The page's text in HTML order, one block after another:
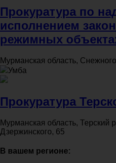
Прокуратура по
исполнением
режимных
Мурманская область,
Умба
Прокуратура
Мурманская область, Терский
Дзержинского, 65
В вашем регионе: